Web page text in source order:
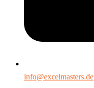
info@excelmasters.de